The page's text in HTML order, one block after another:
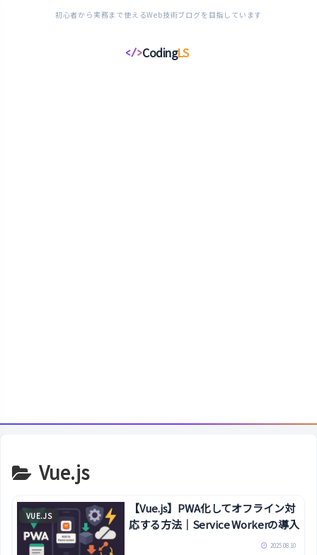
初心者から実務まで使えるWeb技術ブログを目指しています
</>CodingLS
コ
Vue.js
VUE.JS
【Vue.js】PWA化してオフライン対
応する方法｜Service Workerの導入
2025.08.10